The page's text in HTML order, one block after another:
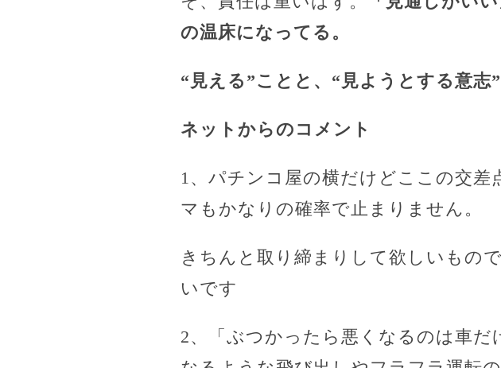
の温床になってる。
“見える”ことと、“見ようとする意志
ネットからのコメント
1、パチンコ屋の横だけどここの交差
マもかなりの確率で止まりません。
きちんと取り締まりして欲しいもの
いです
2、「ぶつかったら悪くなるのは車だ